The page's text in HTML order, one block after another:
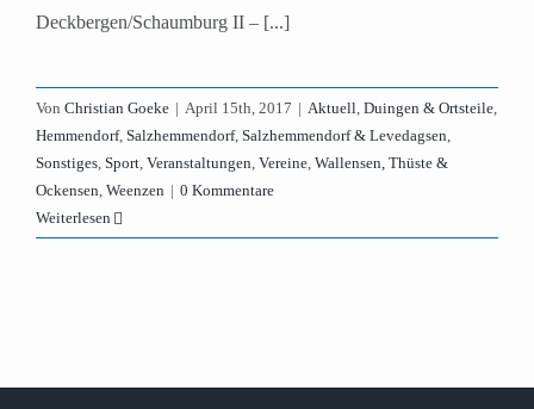
Deckbergen/Schaumburg II – [...]
Von Christian Goeke | April 15th, 2017 | Aktuell, Duingen & Ortsteile,
Hemmendorf, Salzhemmendorf, Salzhemmendorf & Levedagsen,
Sonstiges, Sport, Veranstaltungen, Vereine, Wallensen, Thüste &
Ockensen, Weenzen | 0 Kommentare
Weiterlesen